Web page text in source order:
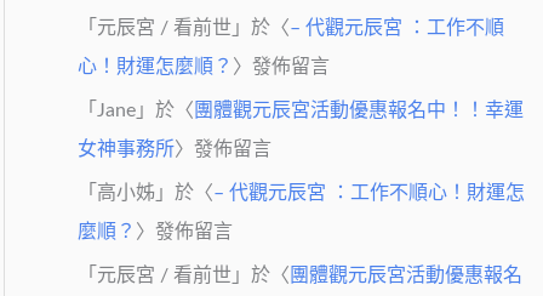
「 元辰宮 / 看前世 」於〈– 代觀元辰宮 ：工作不順
心！財運怎麼順？ 〉發佈留言
「 Jane 」於〈 團體觀元辰宮活動優惠報名中！！幸運
女神事務所〉發佈留言
「 高小姊 」於〈– 代觀元辰宮 ：工作不順心！財運怎
麼順？ 〉發佈留言
「 元辰宮 / 看前世 」於〈 團體觀元辰宮活動優惠報名